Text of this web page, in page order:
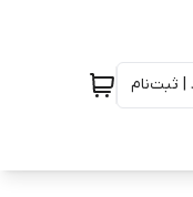
| ثبت‌نام